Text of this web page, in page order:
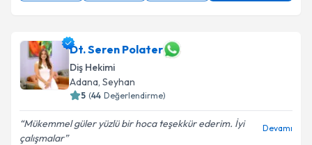
Dt. Seren Polater
Diş Hekimi
Adana, Seyhan
5 (44 Değerlendirme)
Mükemmel güler yüzlü bir hoca teşekkür ederim. İyi
çalışmalar
Devamı